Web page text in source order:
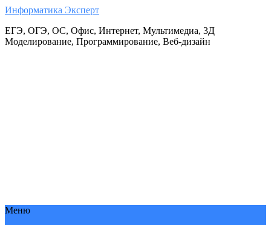
Информатика Эксперт
ЕГЭ, ОГЭ, ОС, Офис, Интернет, Мультимедиа, 3Д
Моделирование, Программирование, Веб-дизайн
Меню